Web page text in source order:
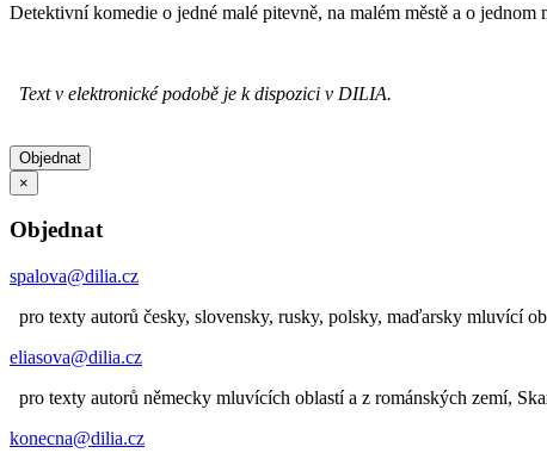
Detektivní komedie o jedné malé pitevně, na malém městě a o
Text v elektronické podobě je k dispozici v DILIA.
Objednat
×
Objednat
spalova@dilia.cz
pro texty autorů česky, slovensky, rusky, polsky, maďarsky mluvící
eliasova@dilia.cz
pro texty autorů německy mluvících oblastí a z románských zemí,
konecna@dilia.cz